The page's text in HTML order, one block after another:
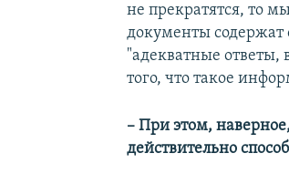
не прекратятся, то
документы содержат
"адекватные
того, что такое
– При этом,
действительно